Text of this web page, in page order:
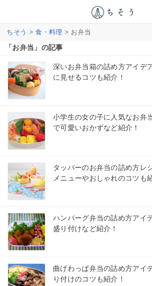
ちそう >食・料理 > お弁当
「お弁当」の記事
深いお弁当箱の詰め方アイデ
に見せるコツも紹介！
小学生の女の子に人気なお弁
で可愛いおかずなど紹介！
タッパーのお弁当の詰め方レ
メニューやおしゃれのコツも
ハンバーグ弁当の詰め方アイ
盛り付けなど紹介！
曲げわっぱ弁当の詰め方アイ
り付けのコツも紹介！